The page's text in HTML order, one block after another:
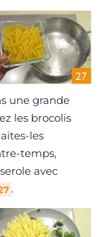
une grande
les brocolis
les
temps,
avec
.